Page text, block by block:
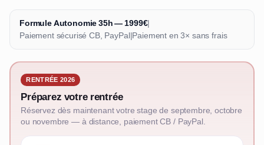
Formule Autonomie 35h — 1999€|
Paiement sécurisé CB, PayPal|Paiement en 3× sans frais
RENTRÉE 2026
Préparez votre rentrée
Réservez dès maintenant votre stage de septembre, octobre
ou novembre — à distance, paiement CB / PayPal.